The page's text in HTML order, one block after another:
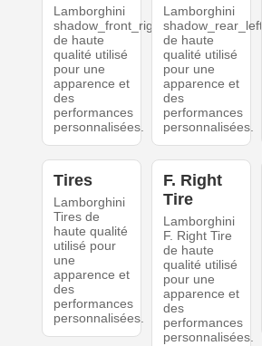
Lamborghini
shadow_front_right
de haute
qualité utilisé
pour une
apparence et
des
performances
personnalisées.
Lamborghini
shadow_rear_left
de haute
qualité utilisé
pour une
apparence et
des
performances
personnalisées.
Tires
Lamborghini
Tires de
haute qualité
utilisé pour
une
apparence et
des
performances
personnalisées.
F. Right
Tire
Lamborghini
F. Right Tire
de haute
qualité utilisé
pour une
apparence et
des
performances
personnalisées.